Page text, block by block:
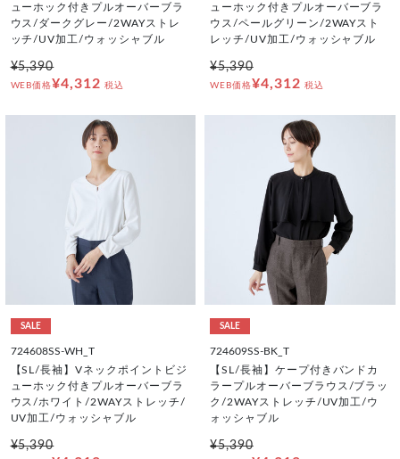
ューホック付きプルオーバーブラ
ウス/ダークグレー/2WAYストレ
ッチ/UV加工/ウォッシャブル
¥5,390
WEB価格¥4,312 税込
ューホック付きプルオーバーブラ
ウス/ペールグリーン/2WAYスト
レッチ/UV加工/ウォッシャブル
¥5,390
WEB価格¥4,312 税込
SALE
724608SS-WH_T
【SL/長袖】Vネックポイントビジ
ューホック付きプルオーバーブラ
ウス/ホワイト/2WAYストレッチ/
UV加工/ウォッシャブル
¥5,390
SALE
724609SS-BK_T
【SL/長袖】ケープ付きバンドカ
ラープルオーバーブラウス/ブラッ
ク/2WAYストレッチ/UV加工/ウ
ォッシャブル
¥5,390